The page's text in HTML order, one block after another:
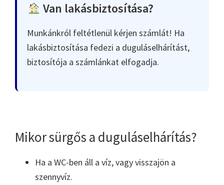
Van lakásbiztosítása?
Munkánkról feltétlenül kérjen számlát! Ha
lakásbiztosítása fedezi a duguláselhárítást,
biztosítója a számlánkat elfogadja.
Mikor sürgős a duguláselhárítás?
Ha a WC-ben áll a víz, vagy visszajön a
szennyvíz.